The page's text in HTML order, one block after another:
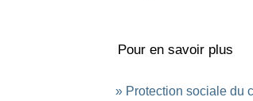
Pour en savoir plus
Protection sociale du